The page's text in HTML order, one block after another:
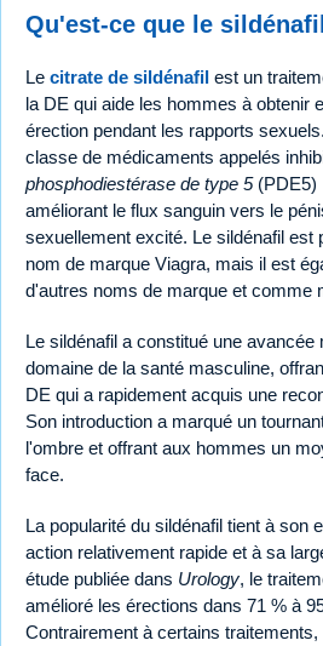
Qu'est-ce que le
Le citrate de sildénafil est un
la DE qui aide les hommes à obtenir
érection pendant les rapports
classe de médicaments appelés
phosphodiestérase de type 5(PDE5)
améliorant le flux sanguin vers le
sexuellement excité. Le sildénafil est
nom de marque Viagra, mais il est
d'autres noms de marque et comme
Le sildénafil a constitué une avancée
domaine de la santé masculine,
DE qui a rapidement acquis une
Son introduction a marqué un
l'ombre et offrant aux hommes un
face.
La popularité du sildénafil tient à son
action relativement rapide et à sa
étude publiée dans Urology, le
amélioré les érections dans 71 % à
Contrairement à certains